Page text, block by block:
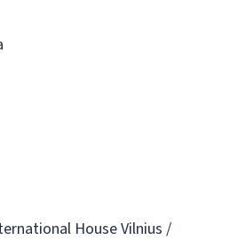
House Vilnius /